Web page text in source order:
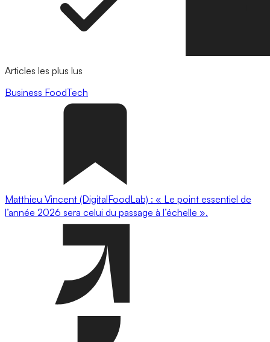
Articles les plus lus
Business FoodTech
Matthieu Vincent (DigitalFoodLab) : « Le point essentiel de
l’année 2026 sera celui du passage à l’échelle ».